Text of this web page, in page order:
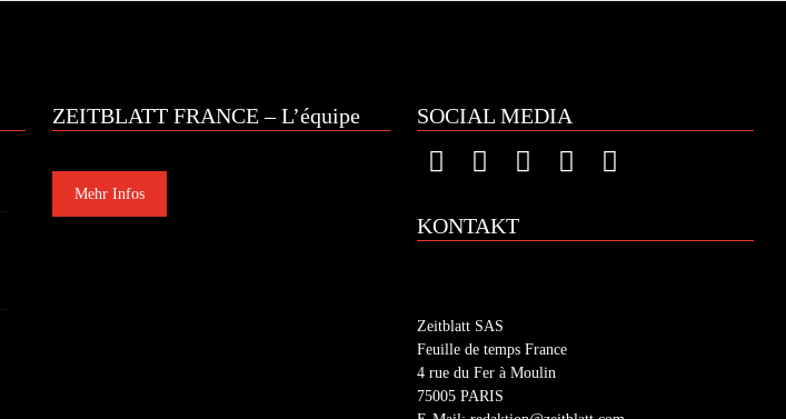
ZEITBLATT FRANCE – L’équipe
Mehr Infos
SOCIAL MEDIA
KONTAKT
Zeitblatt SAS
Feuille de temps France
4 rue du Fer à Moulin
75005 PARIS